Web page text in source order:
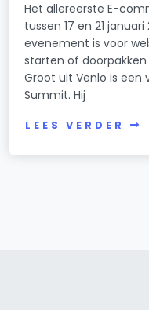
Het allereerste E-
tussen 17 en 21
evenement is voor
starten of
Groot uit Venlo is een
Summit. Hij
LEES VERDER